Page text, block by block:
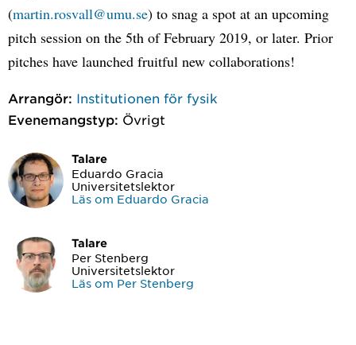
(martin.rosvall@umu.se) to snag a spot at an upcoming
pitch session on the 5th of February 2019, or later. Prior
pitches have launched fruitful new collaborations!
Arrangör: Institutionen för fysik
Evenemangstyp: Övrigt
Talare
Eduardo Gracia
Universitetslektor
Läs om Eduardo Gracia
Talare
Per Stenberg
Universitetslektor
Läs om Per Stenberg